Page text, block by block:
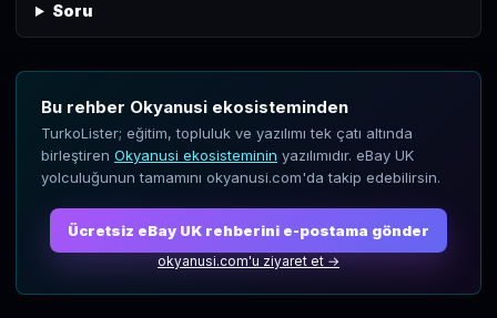
Soru
Bu rehber Okyanusi ekosisteminden
TurkoLister; eğitim, topluluk ve yazılımı tek çatı altında
birleştiren Okyanusi ekosisteminin yazılımıdır. eBay UK
yolculuğunun tamamını okyanusi.com'da takip edebilirsin.
Ücretsiz eBay UK rehberini e-postama gönder
okyanusi.com'u ziyaret et →